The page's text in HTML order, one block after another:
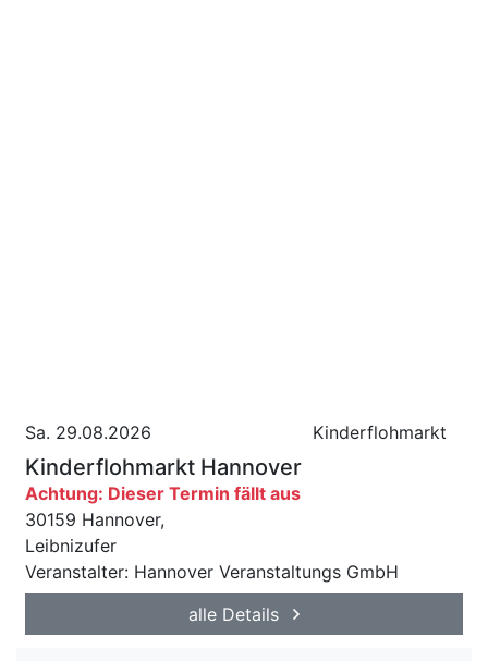
Sa. 29.08.2026 Kinderflohmarkt
Kinderflohmarkt Hannover
Achtung: Dieser Termin fällt aus
30159 Hannover,
Leibnizufer
Veranstalter: Hannover Veranstaltungs GmbH
alle Details